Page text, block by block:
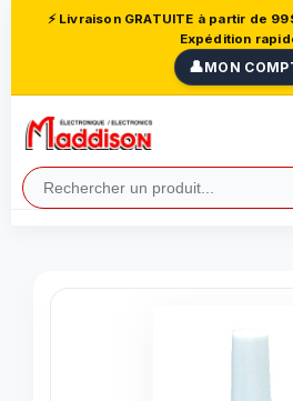
⚡ Livraison GRATUITE à partir de
Expédition
👤MON